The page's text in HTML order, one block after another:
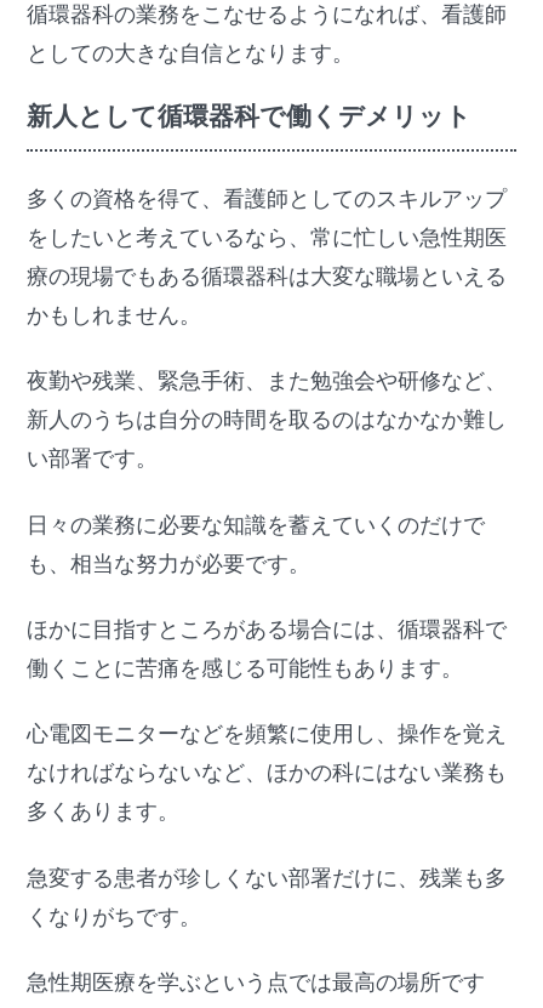
循環器科の業務をこなせるようになれば、看護師
としての大きな自信となります。
新人として循環器科で働くデメリット
多くの資格を得て、看護師としてのスキルアップ
をしたいと考えているなら、常に忙しい急性期医
療の現場でもある循環器科は大変な職場といえる
かもしれません。
夜勤や残業、緊急手術、また勉強会や研修など、
新人のうちは自分の時間を取るのはなかなか難し
い部署です。
日々の業務に必要な知識を蓄えていくのだけで
も、相当な努力が必要です。
ほかに目指すところがある場合には、循環器科で
働くことに苦痛を感じる可能性もあります。
心電図モニターなどを頻繁に使用し、操作を覚え
なければならないなど、ほかの科にはない業務も
多くあります。
急変する患者が珍しくない部署だけに、残業も多
くなりがちです。
急性期医療を学ぶという点では最高の場所です